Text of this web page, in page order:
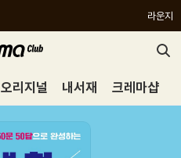
라운지
오리지널 내서재 크레마샵